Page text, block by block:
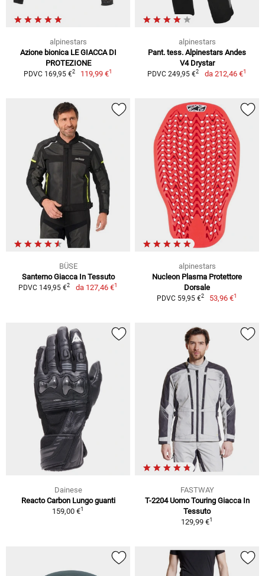
alpinestars
Azione bionica LE GIACCA DI
PROTEZIONE
PDVC 169,95 €2 119,99 €1
alpinestars
Pant. tess. Alpinestars Andes
V4 Drystar
PDVC 249,95 €2 da 212,46 €1
BÜSE
Santerno Giacca In Tessuto
PDVC 149,95 €2 da 127,46 €1
alpinestars
Nucleon Plasma Protettore
Dorsale
PDVC 59,95 €2 53,96 €1
Dainese
Reacto Carbon Lungo guanti
159,00 €1
FASTWAY
T-2204 Uomo Touring Giacca In
Tessuto
129,99 €1